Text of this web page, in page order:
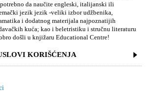
da naučite engleski, italijanski ili
jezik jezik -veliki izbor udžbenika,
i dodatnog materijala najpoznatijih
kuća; kao i beletristiku i stručnu literaturu
došli u knjižaru Educational Centre!
KORIŠĆENJA